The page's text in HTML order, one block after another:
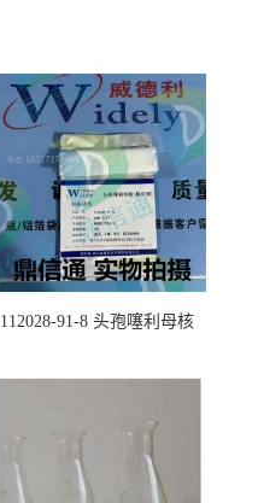
112028-91-8 头孢噻利母核